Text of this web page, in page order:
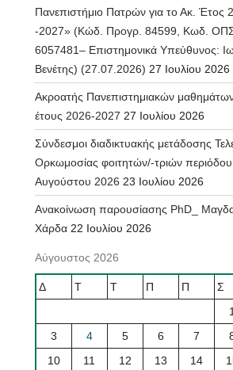
Πανεπιστήμιο Πατρών για το Ακ. Έτος
-2027» (Κώδ. Προγρ. 84599, Κωδ.
6057481– Επιστημονικά Υπεύθυνος:
Βενέτης) (27.07.2026) 27 Ιουλίου 2026
Ακροατής Πανεπιστημιακών
έτους 2026-2027 27 Ιουλίου 2026
Σύνδεσμοι διαδικτυακής μετάδοσης
Ορκωμοσίας φοιτητών/-τριών περιόδου
Αυγούστου 2026 23 Ιουλίου 2026
Ανακοίνωση παρουσίασης PhD_
Χάρδα 22 Ιουλίου 2026
Αύγουστος 2026
Δ Τ Τ Π Π Σ
1
3
4 5 6 7
10
11 12 13 14